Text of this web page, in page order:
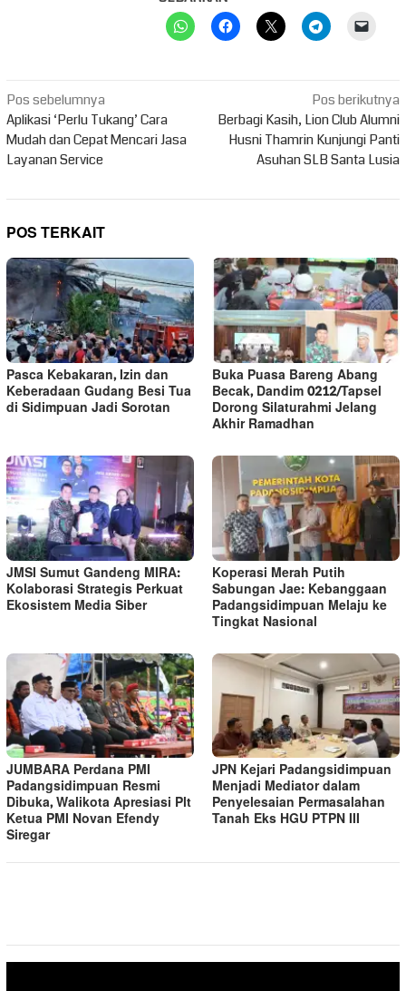
Navigasi
pos
Pos sebelumnya
Aplikasi ‘Perlu Tukang’ Cara
Mudah dan Cepat Mencari Jasa
Layanan Service
Pos berikutnya
Berbagi Kasih, Lion Club Alumni
Husni Thamrin Kunjungi Panti
Asuhan SLB Santa Lusia
POS TERKAIT
Pasca Kebakaran, Izin dan
Keberadaan Gudang Besi Tua
di Sidimpuan Jadi Sorotan
Buka Puasa Bareng Abang
Becak, Dandim 0212/Tapsel
Dorong Silaturahmi Jelang
Akhir Ramadhan
JMSI Sumut Gandeng MIRA:
Kolaborasi Strategis Perkuat
Ekosistem Media Siber
Koperasi Merah Putih
Sabungan Jae: Kebanggaan
Padangsidimpuan Melaju ke
Tingkat Nasional
JUMBARA Perdana PMI
Padangsidimpuan Resmi
Dibuka, Walikota Apresiasi Plt
Ketua PMI Novan Efendy
Siregar
JPN Kejari Padangsidimpuan
Menjadi Mediator dalam
Penyelesaian Permasalahan
Tanah Eks HGU PTPN III